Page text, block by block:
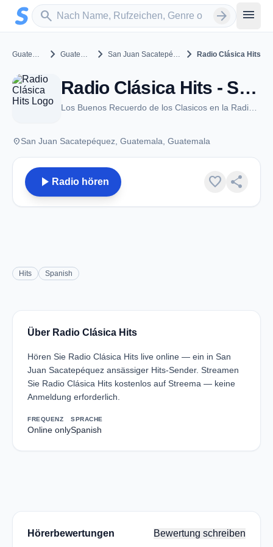
Zum Hauptinhalt springen
search
Sender suchen arrow_forward menu
Guatemala chevron_right Guatemala chevron_right San Juan Sacatepéquez chevron_right Radio Clásica Hits
Radio Clásica Hits - San Juan Sacatepéquez
placeSan Juan Sacatepéquez, Guatemala, Guatemala
play_arrow Radio hören favorite share
Hits Spanish
Über Radio Clásica Hits
Hören Sie Radio Clásica Hits live online — ein in San
Juan Sacatepéquez ansässiger Hits-Sender. Streamen
Sie Radio Clásica Hits kostenlos auf Streema — keine
Anmeldung erforderlich.
FREQUENZ
Online only
SPRACHE
Spanish
Hörerbewertungen Bewertung schreiben